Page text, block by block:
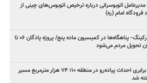
اتوبوسرانی درباره ترخیص اتوبوس‌های چینی از
فرودگاه امام (ره)
تصویب پارکینگ- پناهگاه‌ها در کمیسیون ماده پنج/ پروژه پادگان ۰۶ تا
تحویل مردم می‌شود
افزایش ۹ برابری احداث پیاده‌رو در منطقه ۱۰؛ ۷۴ هزار مترمربع مسیر
شد